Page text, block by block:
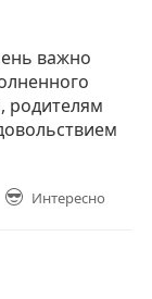
важно
родителям
Интересно